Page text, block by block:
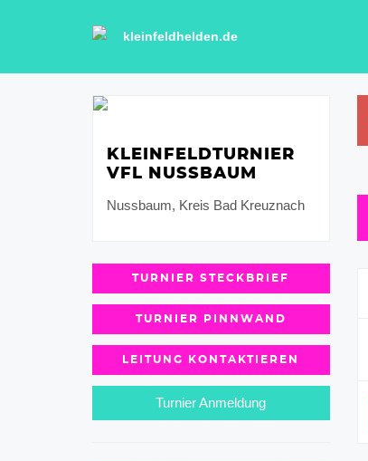
kleinfeldhelden.de
KLEINFELDTURNIER
VFL NUSSBAUM
Nussbaum, Kreis Bad Kreuznach
TURNIER STECKBRIEF
TURNIER PINNWAND
LEITUNG KONTAKTIEREN
Turnier Anmeldung